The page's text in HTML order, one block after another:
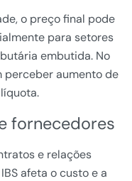
o preço final pode
para setores
embutida. No
perceber aumento de
fornecedores
e relações
afeta o custo e a